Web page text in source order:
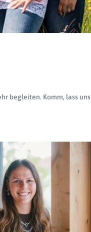
begleiten. Komm, lass uns
erfahren >>